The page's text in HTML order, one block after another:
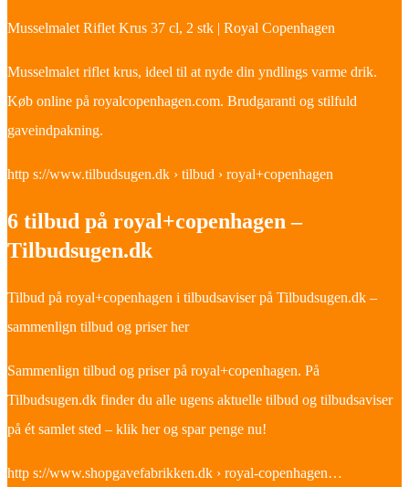
Musselmalet Riflet Krus 37 cl, 2 stk | Royal Copenhagen
Musselmalet riflet krus, ideel til at nyde din yndlings varme drik.
Køb online på royalcopenhagen.com. Brudgaranti og stilfuld
gaveindpakning.
http s://www.tilbudsugen.dk › tilbud › royal+copenhagen
6 tilbud på royal+copenhagen –
Tilbudsugen.dk
Tilbud på royal+copenhagen i tilbudsaviser på Tilbudsugen.dk –
sammenlign tilbud og priser her
Sammenlign tilbud og priser på royal+copenhagen. På
Tilbudsugen.dk finder du alle ugens aktuelle tilbud og tilbudsaviser
på ét samlet sted – klik her og spar penge nu!
http s://www.shopgavefabrikken.dk › royal-copenhagen…